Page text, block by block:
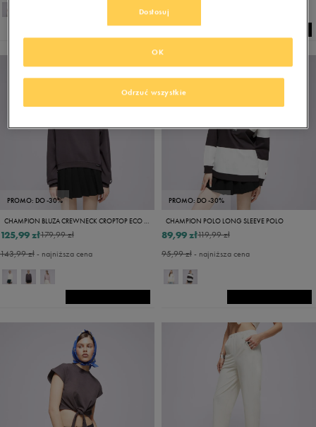
PROMO: DO -30%
CHAMPION BLUZA CREWNECK CROPTOP ECO FUTURE
179,99 zł
125,99 zł
143,99 zł- najniższa cena
PROMO: DO -30%
CHAMPION POLO LONG SLEEVE POLO
119,99 zł
89,99 zł
95,99 zł- najniższa cena
Dostosuj
Odrzuć wszystkie
OK